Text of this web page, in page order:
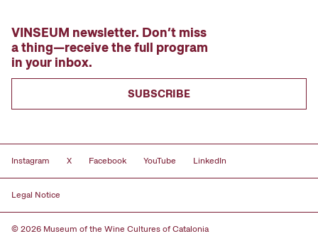
VINSEUM newsletter. Don’t miss
a thing—receive the full program
in your inbox.
SUBSCRIBE
Instagram X Facebook YouTube LinkedIn
Legal Notice
© 2026 Museum of the Wine Cultures of Catalonia